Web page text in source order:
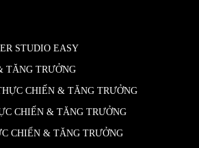
STUDIO EASY
TĂNG TRƯỞNG
CHIẾN & TĂNG TRƯỞNG
CHIẾN & TĂNG TRƯỞNG
CHIẾN & TĂNG TRƯỞNG